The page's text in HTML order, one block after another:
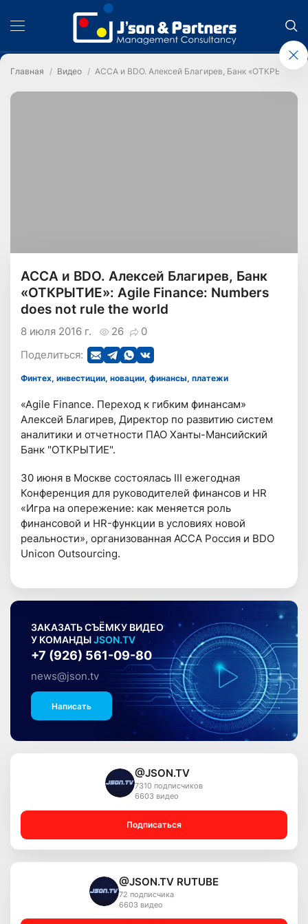
Главная Видео ACCA и BDO. Алексей Благирев, Банк
ACCA и BDO. Алексей Благирев, Банк
«ОТКРЫТИЕ»: Agile Finance: Numbers
does not rule the world
26 0
8 июля 2016 г.
Поделиться:
Финтех, инвестиции, новации, финансы, платежи
«Agile Finance. Переход к гибким финансам»
Алексей Благирев, Директор по развитию систем
аналитики и отчетности ПАО Ханты-Мансийский
Банк "ОТКРЫТИЕ".
30 июня в Москве состоялась III ежегодная
Конференция для руководителей финансов и HR
«Игра на опережение: как меняется роль
финансовой и HR-функции в условиях новой
реальности», организованная АССА Россия и BDO
Unicon Outsourcing.
ЗАКАЗАТЬ СЪЁМКУ ВИДЕО
У КОМАНДЫJSON.TV
+7 (926) 561-09-80
news@json.tv
Написать
@JSON.TV
7310 подписчиков
6603 видео
Подписаться
@JSON.TV RUTUBE
72 подписчика
6603 видео